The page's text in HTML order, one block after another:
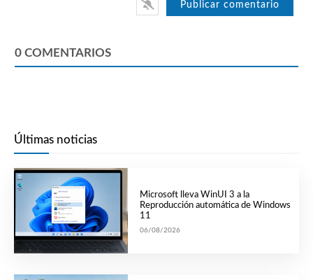
0 COMENTARIOS
Últimas noticias
Microsoft lleva WinUI 3 a la
Reproducción automática de Windows
11
06/08/2026